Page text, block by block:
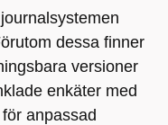
dessa finner
versioner
enkäter med
anpassad